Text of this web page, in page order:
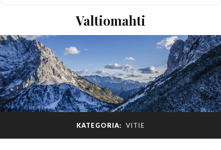
Valtiomahti
KATEGORIA: VITIE